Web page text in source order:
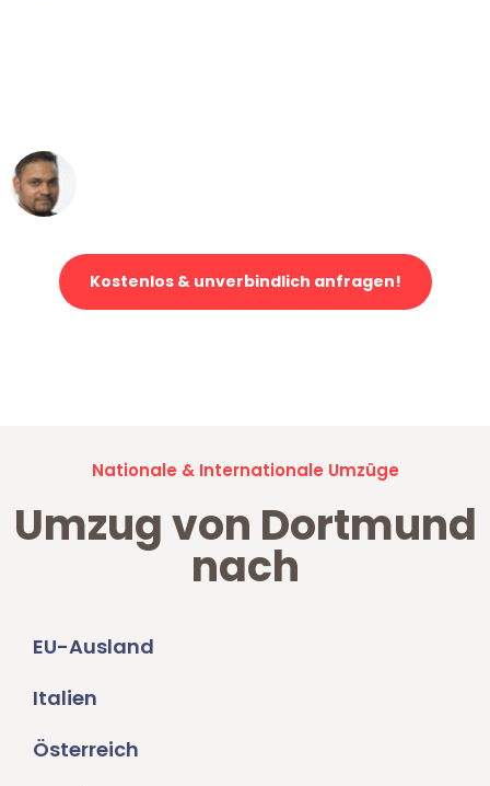
Kostenlos & unverbindlich anfragen!
Nationale & Internationale Umzüge
Umzug von Dortmund
nach
EU-Ausland
Italien
Österreich